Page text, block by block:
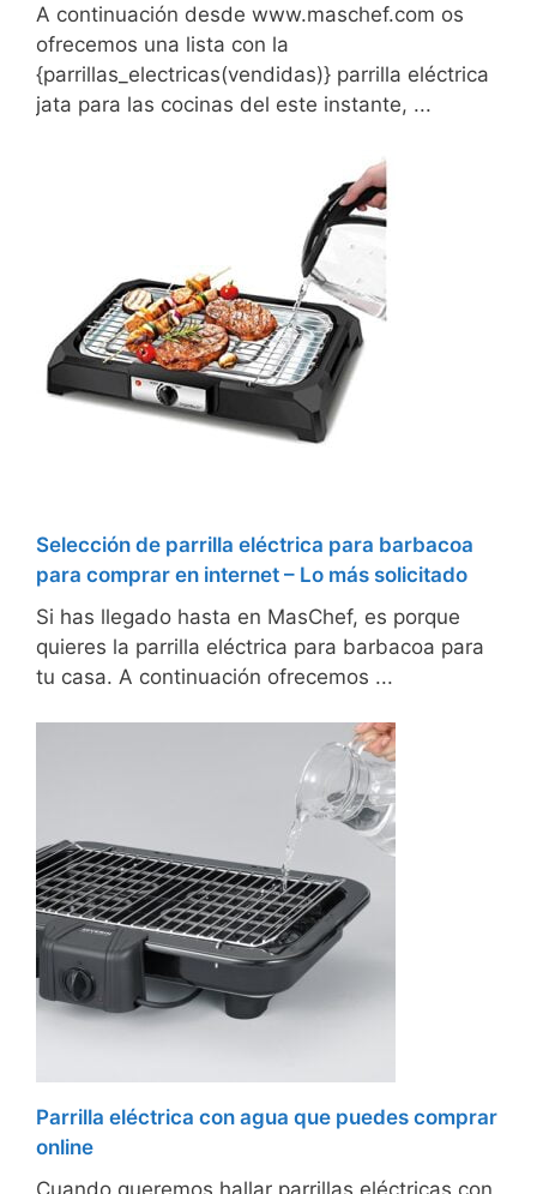
A continuación desde www.maschef.com os
ofrecemos una lista con la
{parrillas_electricas(vendidas)} parrilla eléctrica
jata para las cocinas del este instante, ...
Selección de parrilla eléctrica para barbacoa
para comprar en internet – Lo más solicitado
Si has llegado hasta en MasChef, es porque
quieres la parrilla eléctrica para barbacoa para
tu casa. A continuación ofrecemos ...
Parrilla eléctrica con agua que puedes comprar
online
Cuando queremos hallar parrillas eléctricas con